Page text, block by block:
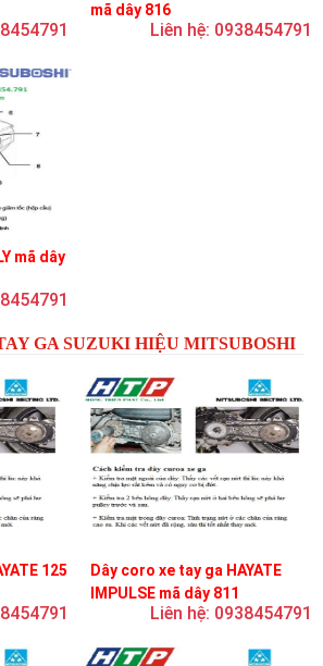
mã dây 816
Liên hệ: 0938454791
mã dây
GA SUZUKI HIỆU MITSUBOSHI
125
Dây coro xe tay ga HAYATE
IMPULSE mã dây 811
Liên hệ: 0938454791